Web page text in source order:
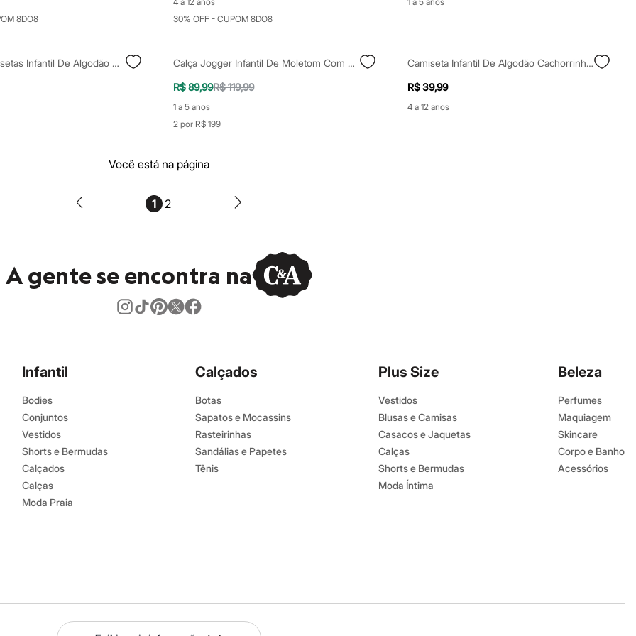
8DO8
30% OFF - CUPOM 8DO8
Kit De 3 Camisetas Infantil De Algodão Patrulha Canina Colorido
Calça Jogger Infantil De Moletom Com Recorte Patrulha Canina Bege
R$ 89,99R$ 119,99
1 a 5 anos
2 por R$ 199
Camiseta Infantil De Algodão Cachorrinhos Off White
R$ 39,99
4 a 12 anos
Você está na página
1 2
A gente se encontra na
Infantil
Bodies
Conjuntos
Vestidos
Shorts e Bermudas
Calçados
Calças
Moda Praia
Calçados
Botas
Sapatos e Mocassins
Rasteirinhas
Sandálias e Papetes
Tênis
Plus Size
Vestidos
Blusas e Camisas
Casacos e Jaquetas
Calças
Shorts e Bermudas
Moda Íntima
Beleza
Perfumes
Maquiagem
Skincare
Corpo e Banho
Acessórios
Serviços